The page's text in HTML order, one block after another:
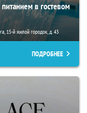
в гостевом
15-й жилой городок, д. 43
ПОДРОБНЕЕ